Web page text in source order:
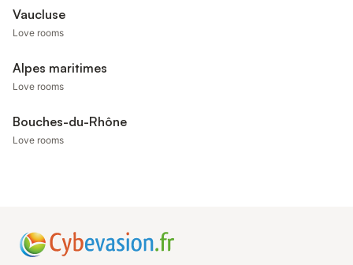
Vaucluse
Love rooms
Alpes maritimes
Love rooms
Bouches-du-Rhône
Love rooms